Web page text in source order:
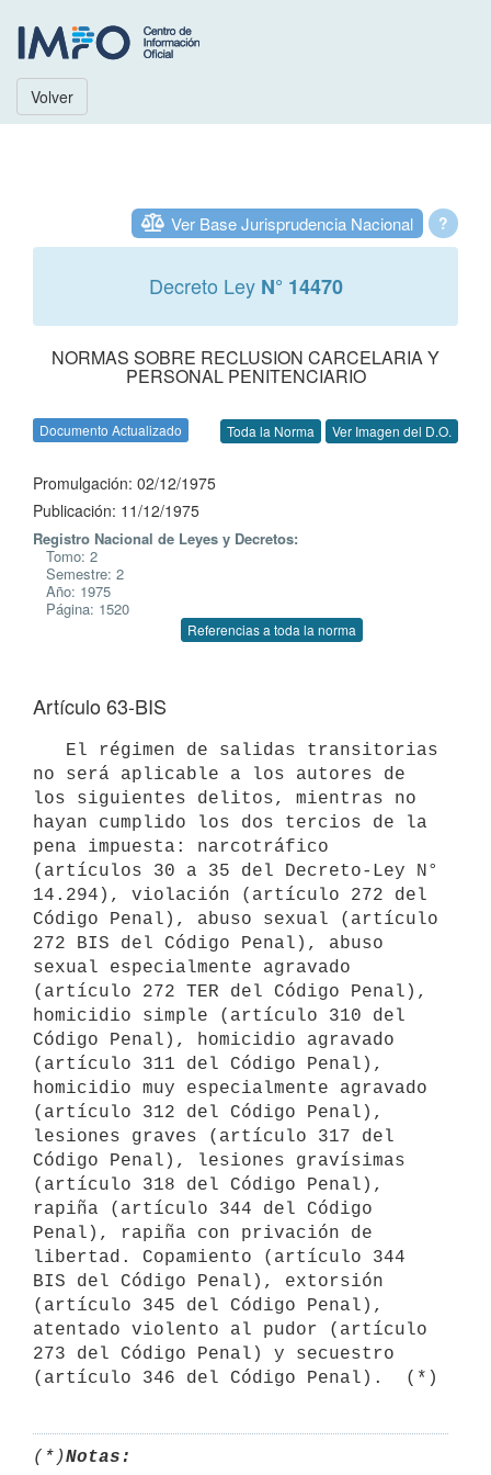
Volver
?
Ver Base Jurisprudencia Nacional
Decreto Ley N° 14470
NORMAS SOBRE RECLUSION CARCELARIA Y
PERSONAL PENITENCIARIO
Documento Actualizado Toda la Norma Ver Imagen del D.O.
Promulgación: 02/12/1975
Publicación: 11/12/1975
Registro Nacional de Leyes y Decretos:
Tomo: 2
Semestre: 2
Año: 1975
Página: 1520
Referencias a toda la norma
Artículo 63-BIS
no será aplicable a los autores de
los siguientes delitos, mientras no
hayan cumplido los dos tercios de la
pena impuesta: narcotráfico
(artículos 30 a 35 del Decreto-Ley N°
14.294), violación (artículo 272 del
Código Penal), abuso sexual (artículo
272 BIS del Código Penal), abuso
sexual especialmente agravado
(artículo 272 TER del Código Penal),
homicidio simple (artículo 310 del
Código Penal), homicidio agravado
(artículo 311 del Código Penal),
homicidio muy especialmente agravado
(artículo 312 del Código Penal),
lesiones graves (artículo 317 del
Código Penal), lesiones gravísimas
(artículo 318 del Código Penal),
rapiña (artículo 344 del Código
Penal), rapiña con privación de
libertad. Copamiento (artículo 344
BIS del Código Penal), extorsión
(artículo 345 del Código Penal),
atentado violento al pudor (artículo
273 del Código Penal) y secuestro
(artículo 346 del Código Penal).  (*)
(*)Notas: